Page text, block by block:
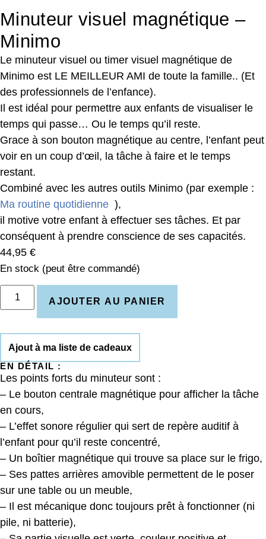
Minuteur visuel magnétique –
Minimo
Le minuteur visuel ou timer visuel magnétique de
Minimo est LE MEILLEUR AMI de toute la famille.. (Et
des professionnels de l’enfance).
Il est idéal pour permettre aux enfants de visualiser le
temps qui passe… Ou le temps qu’il reste.
Grace à son bouton magnétique au centre, l’enfant peut
voir en un coup d’œil, la tâche à faire et le temps
restant.
Combiné avec les autres outils Minimo (par exemple :
Ma routine quotidienne ),
il motive votre enfant à effectuer ses tâches. Et par
conséquent à prendre conscience de ses capacités.
44,95 €
En stock (peut être commandé)
AJOUTER AU PANIER
Ajout à ma liste de cadeaux
EN DÉTAIL :
Les points forts du minuteur sont :
– Le bouton centrale magnétique pour afficher la tâche
en cours,
– L’effet sonore régulier qui sert de repère auditif à
l’enfant pour qu’il reste concentré,
– Un boîtier magnétique qui trouve sa place sur le frigo,
– Ses pattes arrières amovible permettent de le poser
sur une table ou un meuble,
– Il est mécanique donc toujours prêt à fonctionner (ni
pile, ni batterie),